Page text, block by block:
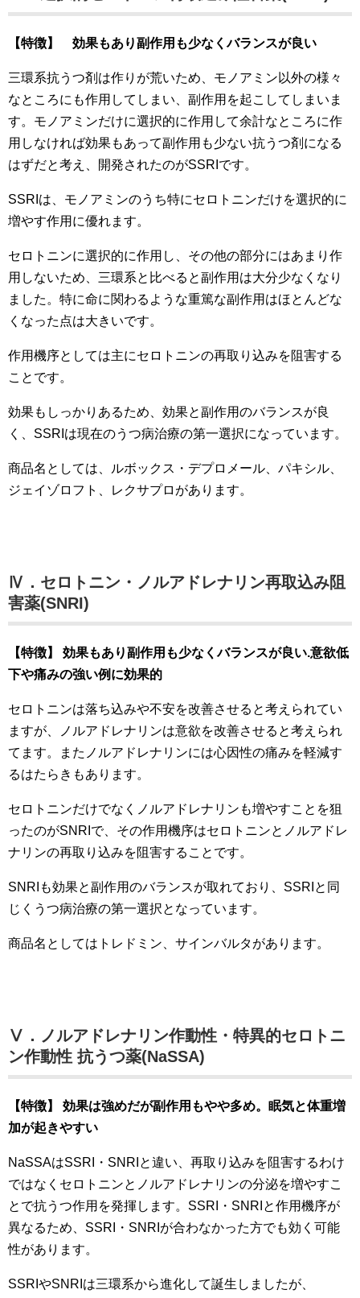
【特徴】 効果もあり副作用も少なくバランスが良い
三環系抗うつ剤は作りが荒いため、モノアミン以外の様々
なところにも作用してしまい、副作用を起こしてしまいま
す。モノアミンだけに選択的に作用して余計なところに作
用しなければ効果もあって副作用も少ない抗うつ剤になる
はずだと考え、開発されたのがSSRIです。
SSRIは、モノアミンのうち特にセロトニンだけを選択的に
増やす作用に優れます。
セロトニンに選択的に作用し、その他の部分にはあまり作
用しないため、三環系と比べると副作用は大分少なくなり
ました。特に命に関わるような重篤な副作用はほとんどな
くなった点は大きいです。
作用機序としては主にセロトニンの再取り込みを阻害する
ことです。
効果もしっかりあるため、効果と副作用のバランスが良
く、SSRIは現在のうつ病治療の第一選択になっています。
商品名としては、ルボックス・デプロメール、パキシル、
ジェイゾロフト、レクサプロがあります。
Ⅳ．セロトニン・ノルアドレナリン再取込み阻
害薬(SNRI)
【特徴】
効果もあり副作用も少なくバランスが良い.意欲低
下や痛みの強い例に効果的
セロトニンは落ち込みや不安を改善させると考えられてい
ますが、ノルアドレナリンは意欲を改善させると考えられ
てます。またノルアドレナリンには心因性の痛みを軽減す
るはたらきもあります。
セロトニンだけでなくノルアドレナリンも増やすことを狙
ったのがSNRIで、その作用機序はセロトニンとノルアドレ
ナリンの再取り込みを阻害することです。
SNRIも効果と副作用のバランスが取れており、SSRIと同
じくうつ病治療の第一選択となっています。
商品名としてはトレドミン、サインバルタがあります。
Ⅴ．ノルアドレナリン作動性・特異的セロトニ
ン作動性 抗うつ薬(NaSSA)
【特徴】 効果は強めだが副作用もやや多め。眠気と体重増
加が起きやすい
NaSSAはSSRI・SNRIと違い、再取り込みを阻害するわけ
ではなくセロトニンとノルアドレナリンの分泌を増やすこ
とで抗うつ作用を発揮します。SSRI・SNRIと作用機序が
異なるため、SSRI・SNRIが合わなかった方でも効く可能
性があります。
SSRIやSNRIは三環系から進化して誕生しましたが、